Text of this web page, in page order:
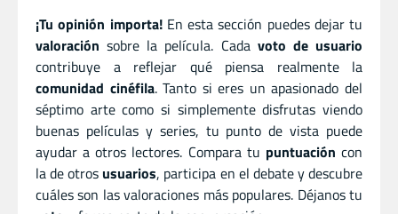
¡Tu opinión importa!En esta sección puedes dejar tu
valoración sobre la película. Cada voto de usuario
contribuye a reflejar qué piensa realmente la
comunidad cinéfila. Tanto si eres un apasionado del
séptimo arte como si simplemente disfrutas viendo
buenas películas y series, tu punto de vista puede
ayudar a otros lectores. Compara tu puntuación con
la de otros usuarios, participa en el debate y descubre
cuáles son las valoraciones más populares. Déjanos tu